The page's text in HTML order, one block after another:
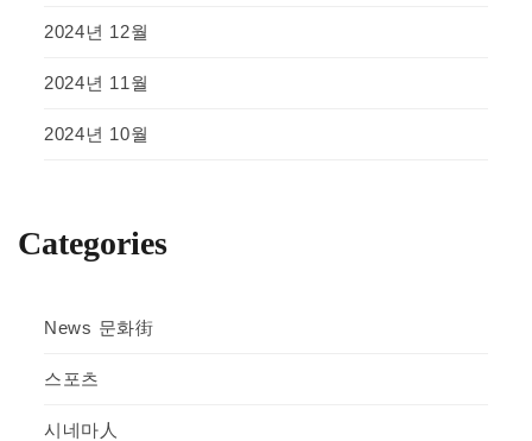
2024년 12월
2024년 11월
2024년 10월
Categories
News 문화街
스포츠
시네마人